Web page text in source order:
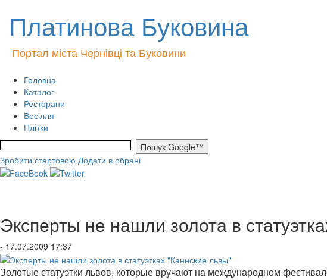
Платинова Буковина
Портал міста Чернівці та Буковини
Головна
Каталог
Ресторани
Весілля
Плітки
Зробити стартовою Додати в обрані
Эксперты не нашли золота в
- 17.07.2009 17:37
Золотые статуэтки львов, которые вручают на международном